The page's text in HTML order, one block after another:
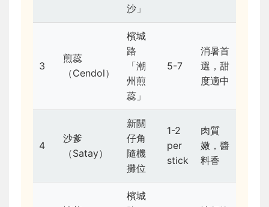
沙」
3
煎蕊
（Cendol）
檳城
路
「潮
州煎
蕊」
5-7
消暑首
選，甜
度適中
4
沙爹
（Satay）
新關
仔角
隨機
攤位
1-2
per
stick
肉質
嫩，醬
料香
檳城